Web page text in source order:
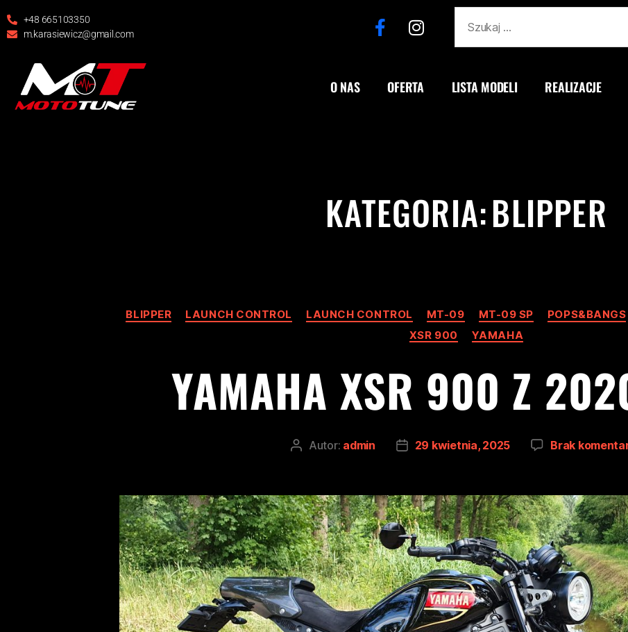
+48 665103350
m.karasiewicz@gmail.com
O NAS OFERTA LISTA MODELI REALIZACJE
KATEGORIA:BLIPPER
BLIPPER LAUNCH CONTROL LAUNCH CONTROL MT-09 MT-09 SP POPS&BANGS
XSR 900
YAMAHA
YAMAHA XSR 900 Z
Autor: admin 29 kwietnia, 2025 Brak